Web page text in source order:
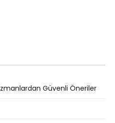
Güvenli Öneriler